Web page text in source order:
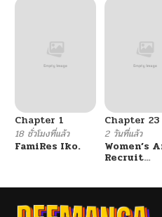
Chapter 1
18 ชั่วโมงที่แล้ว
FamiRes Iko.
Chapter 23
2 วันที่แล้ว
Women’s
Recruit